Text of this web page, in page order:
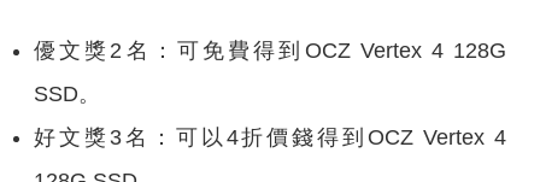
優文獎2名：可免費得到OCZ Vertex 4 128G
SSD。
好文獎3名：可以4折價錢得到OCZ Vertex 4